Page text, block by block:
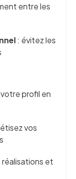
entre les
: évitez les
profil en
vos
et